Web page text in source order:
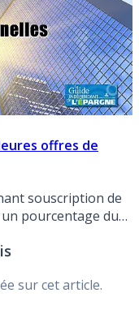
offres de
souscription de
pourcentage du
sur cet article.